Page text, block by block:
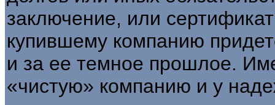
заключение, или
купившему компанию
и за ее темное прошлое.
«чистую» компанию и у